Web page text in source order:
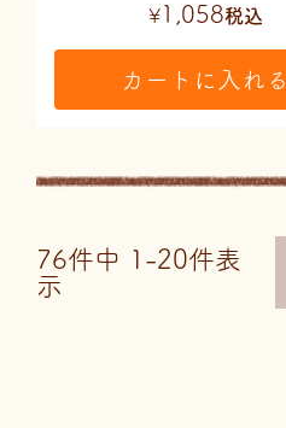
¥1,058税込
カートに入れる
76件中 1 -20件表
示